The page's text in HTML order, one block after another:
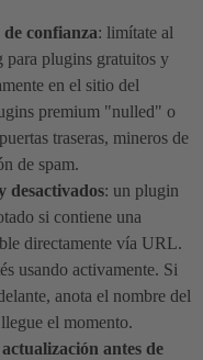
confianza: limítate al
para plugins gratuitos y
en el sitio del
premium "nulled" o
traseras, mineros de
de spam.
desactivados: un plugin
si contiene una
directamente vía URL.
usando activamente. Si
anota el nombre del
el momento.
antes de